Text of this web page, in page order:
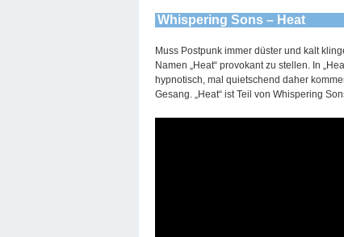
Whispering Sons – Heat
Muss Postpunk immer düster und kalt
Namen „Heat“ provokant zu stellen. In
hypnotisch, mal quietschend daher
Gesang. „Heat“ ist Teil von Whispering